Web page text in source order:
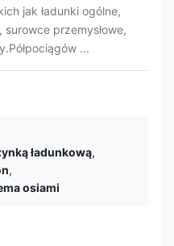
jak ładunki ogólne,
przemysłowe,
...
ładunkową,
,
osiami